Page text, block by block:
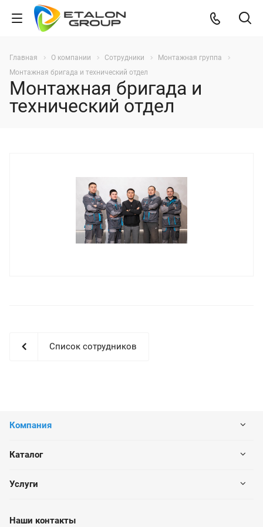
Главная О компании Сотрудники
Монтажная группа
Монтажная бригада и технический отдел
Монтажная бригада и
технический отдел
Список сотрудников
Компания
Каталог
Услуги
Наши контакты